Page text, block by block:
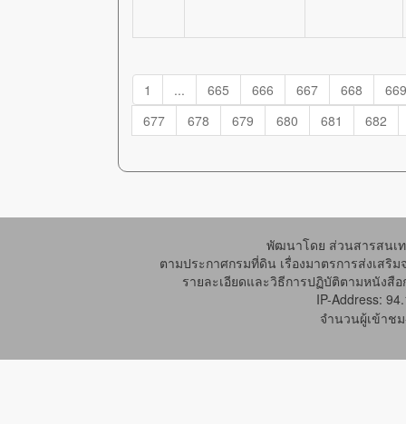
1 ... 665 666 667 668
669
677
678 679 680 681 682
พัฒนาโดย ส่วนสารสนเ
ตามประกาศกรมที่ดิน เรื่องมาตรการส่งเสริ
รายละเอียดและวิธีการปฏิบัติตามหนังสื
IP-Address:
จำนวนผู้เข้าช